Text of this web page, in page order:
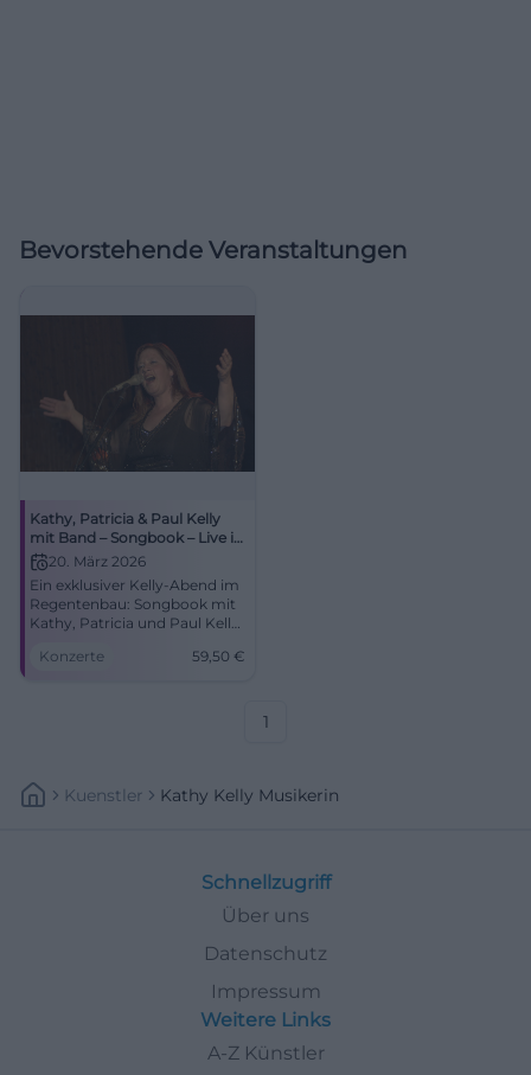
Bevorstehende Veranstaltungen
Kathy, Patricia & Paul Kelly
mit Band – Songbook – Live in
Concert
20. März 2026
Ein exklusiver Kelly‑Abend im
Regentenbau: Songbook mit
Kathy, Patricia und Paul Kelly.
59,50 €. Große Gefühle,
Konzerte 59,50 €
1
Kuenstler Kathy Kelly Musikerin
Schnellzugriff
Über uns
Datenschutz
Impressum
Weitere Links
A-Z Künstler